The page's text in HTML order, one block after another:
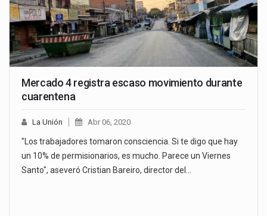
Mercado 4 registra escaso movimiento durante
cuarentena
La Unión Abr 06, 2020
"Los trabajadores tomaron consciencia. Si te digo que hay
un 10% de permisionarios, es mucho. Parece un Viernes
Santo", aseveró Cristian Bareiro, director del…